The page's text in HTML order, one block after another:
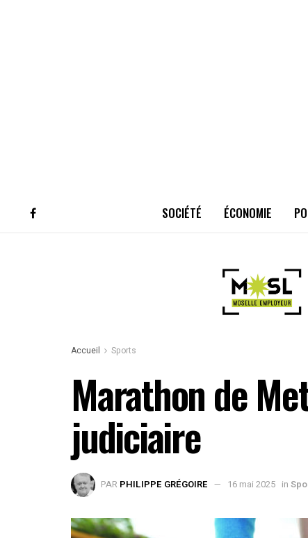
SOCIÉTÉ ÉCONOMIE
Accueil Sports
Marathon de
judiciaire
PAR PHILIPPE GRÉGOIRE 16 mai 2025 in